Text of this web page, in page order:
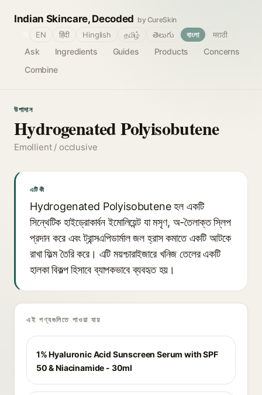
Indian Skincare, Decoded by CureSkin
Ask Ingredients Guides Products
Concerns
Combine
EN हिंदी Hinglish தமிழ் తెలుగు বাংলা मराठी
উপাদান
Hydrogenated Polyisobutene
Emollient / occlusive
এটি কী
Hydrogenated Polyisobutene হল একটি
সিন্থেটিক হাইড্রোকার্বন ইমোলিয়েন্ট যা মসৃণ, অ-তৈলাক্ত স্লিপ
প্রদান করে এবং ট্রান্সএপিডার্মাল জল হ্রাস কমাতে একটি আটকে
রাখা ফিল্ম তৈরি করে। এটি ময়শ্চারাইজারে খনিজ তেলের একটি
হালকা বিকল্প হিসাবে ব্যাপকভাবে ব্যবহৃত হয়।
এই পণ্যগুলিতে পাওয়া যায়
1% Hyaluronic Acid Sunscreen Serum with SPF
50 & Niacinamide - 30ml